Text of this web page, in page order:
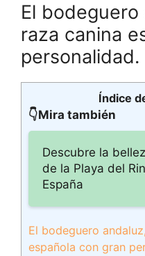
El
raza canina
personalidad.
Índice
👇Mira también
Descubre la
de la Playa del
España
El bodeguero
española con gran